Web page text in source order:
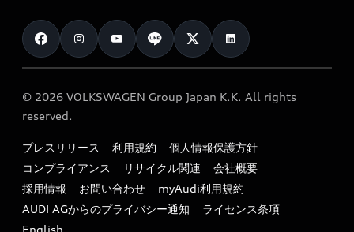
カタログ一覧
車検 / 定期点検
e-tronアフターサポート
myAudi
クオリティ
保証
メンテナンス
ファイナンス
キャンペーン / イベント
買取査定
お知らせ
オーナー様向けキャンペーン
特定整備適用車一覧
リサイクル法
よくある質問（FAQ）
© 2026 VOLKSWAGEN Group Japan K.K. All rights
reserved.
プレスリリース 利用規約
個人情報保護方針
コンプライアンス
リサイクル関連
会社概要
採用情報
お問い合わせ
myAudi利用規約
AUDI AGからのプライバシー通知
ライセンス条項
English